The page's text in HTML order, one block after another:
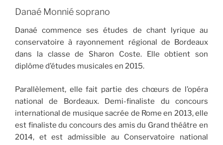
Danaé Monnié soprano
Danaé commence ses études de chant lyrique au
conservatoire à rayonnement régional de Bordeaux
dans la classe de Sharon Coste. Elle obtient son
diplôme d’études musicales en 2015.
Parallèlement, elle fait partie des chœurs de l’opéra
national de Bordeaux. Demi-finaliste du concours
international de musique sacrée de Rome en 2013, elle
est finaliste du concours des amis du Grand théâtre en
2014, et est admissible au Conservatoire national